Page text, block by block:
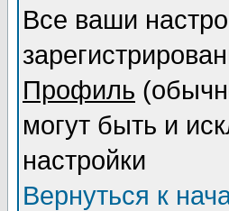
Все ваши
Профиль
могут быть и
настройки
Вернуться к